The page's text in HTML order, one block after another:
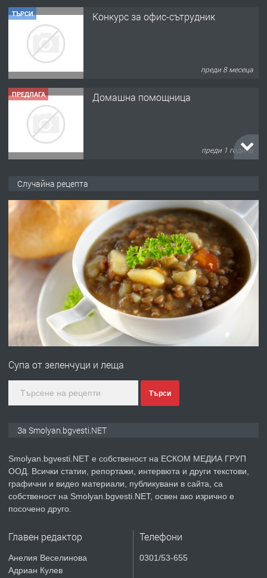
ТЪРСИ Конкурс за офис-сътрудник
преди 8 месеца
ПРЕДЛАГА Домашна помощница
преди 1 година
преди 2 години
ПРЕДЛАГА
УДЪЛЖАВАНЕ НА ЧОВЕШКИЯТ
ЖИВОТ И ПОДОБРЯВАНЕ НА
НЕГОВОТО КАЧЕСТВО
преди 2 години
ПРЕДЛАГА Имот в Северна Гърция, до Кавала
преди 2 години
ПРЕДЛАГА КЪЩА В МАРОНЯ
Случайна рецепта
Супа от зеленчуци и леща
Търси
За Smolyan.bgvesti.NET
Smolyan.bgvesti.NET е собственост на ЕСКОМ МЕДИА ГРУП
ООД. Всички статии, репортажи, интервюта и други текстови,
графични и видео материали, публикувани в сайта, са
собственост на Smolyan.bgvesti.NET, освен ако изрично е
посочено друго.
Главен редактор
Анелия Веселинова
Адриан Кулев
Телефони
0301/53-655